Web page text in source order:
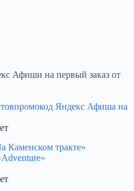
Афиши на первый заказ от
промокод Яндекс Афиша на
Каменском тракте»